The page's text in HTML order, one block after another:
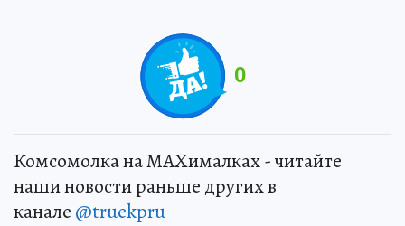
0
Комсомолка на MAXималках - читайте
наши новости раньше других в
канале @truekpru